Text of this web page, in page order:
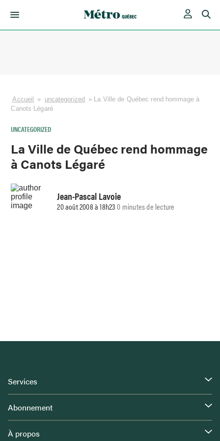
Accueil » uncategorized » La Ville de Québec rend hommage à
Canots Légaré
UNCATEGORIZED
La Ville de Québec rend hommage
à Canots Légaré
Jean-Pascal Lavoie
20 août 2008 à 18h230 minutes de lecture
Services
Abonnement
À propos